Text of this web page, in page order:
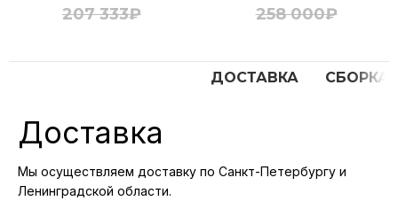
207 333₽
258 000₽
ДОСТАВКА СБОРКА
Доставка
Мы осуществляем доставку по Санкт-Петербургу и
Ленинградской области.